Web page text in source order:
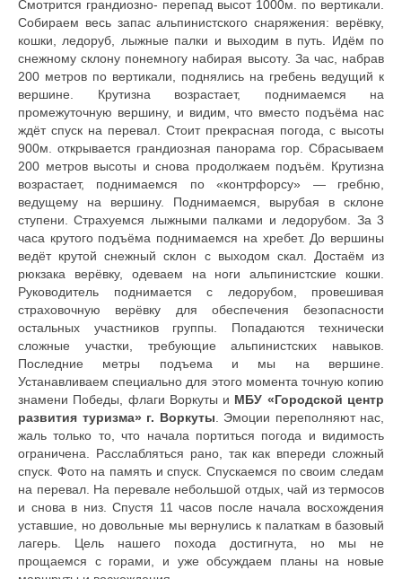
Смотрится грандиозно- перепад высот 1000м. по вертикали.
Собираем весь запас альпинистского снаряжения: верёвку,
кошки, ледоруб, лыжные палки и выходим в путь. Идём по
снежному склону понемногу набирая высоту. За час, набрав
200 метров по вертикали, поднялись на гребень ведущий к
вершине. Крутизна возрастает, поднимаемся на
промежуточную вершину, и видим, что вместо подъёма нас
ждёт спуск на перевал. Стоит прекрасная погода, с высоты
900м. открывается грандиозная панорама гор. Сбрасываем
200 метров высоты и снова продолжаем подъём. Крутизна
возрастает, поднимаемся по «контрфорсу» — гребню,
ведущему на вершину. Поднимаемся, вырубая в склоне
ступени. Страхуемся лыжными палками и ледорубом. За 3
часа крутого подъёма поднимаемся на хребет. До вершины
ведёт крутой снежный склон с выходом скал. Достаём из
рюкзака верёвку, одеваем на ноги альпинистские кошки.
Руководитель поднимается с ледорубом, провешивая
страховочную верёвку для обеспечения безопасности
остальных участников группы. Попадаются технически
сложные участки, требующие альпинистских навыков.
Последние метры подъема и мы на вершине.
Устанавливаем специально для этого момента точную копию
знамени Победы, флаги Воркуты и МБУ «Городской центр
развития туризма» г. Воркуты . Эмоции переполняют нас,
жаль только то, что начала портиться погода и видимость
ограничена. Расслабляться рано, так как впереди сложный
спуск. Фото на память и спуск. Спускаемся по своим следам
на перевал. На перевале небольшой отдых, чай из термосов
и снова в низ. Спустя 11 часов после начала восхождения
уставшие, но довольные мы вернулись к палаткам в базовый
лагерь. Цель нашего похода достигнута, но мы не
прощаемся с горами, и уже обсуждаем планы на новые